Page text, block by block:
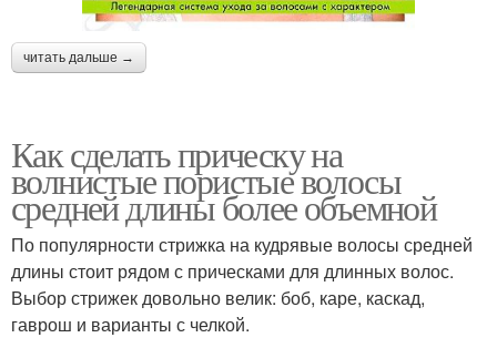
читать дальше →
Как сделать прическу на
волнистые пористые волосы
средней длины более объемной
По популярности стрижка на кудрявые волосы средней
длины стоит рядом с прическами для длинных волос.
Выбор стрижек довольно велик: боб, каре, каскад,
гаврош и варианты с челкой.